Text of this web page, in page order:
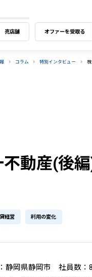
売店舗 オファーを受取る
コラム 特別インタビュー
動産(後
経営 利用の変化
静岡県静岡市 社員数：